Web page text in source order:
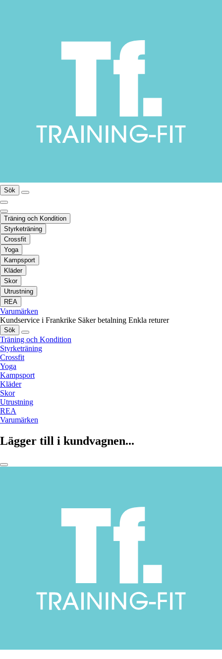
Sök
Träning och Kondition
Styrketräning
Crossfit
Yoga
Kampsport
Kläder
Skor
Utrustning
REA
Varumärken
Kundservice i Frankrike Säker betalning Enkla returer
Sök
Träning och Kondition
Styrketräning
Crossfit
Yoga
Kampsport
Kläder
Skor
Utrustning
REA
Varumärken
Lägger till i kundvagnen...